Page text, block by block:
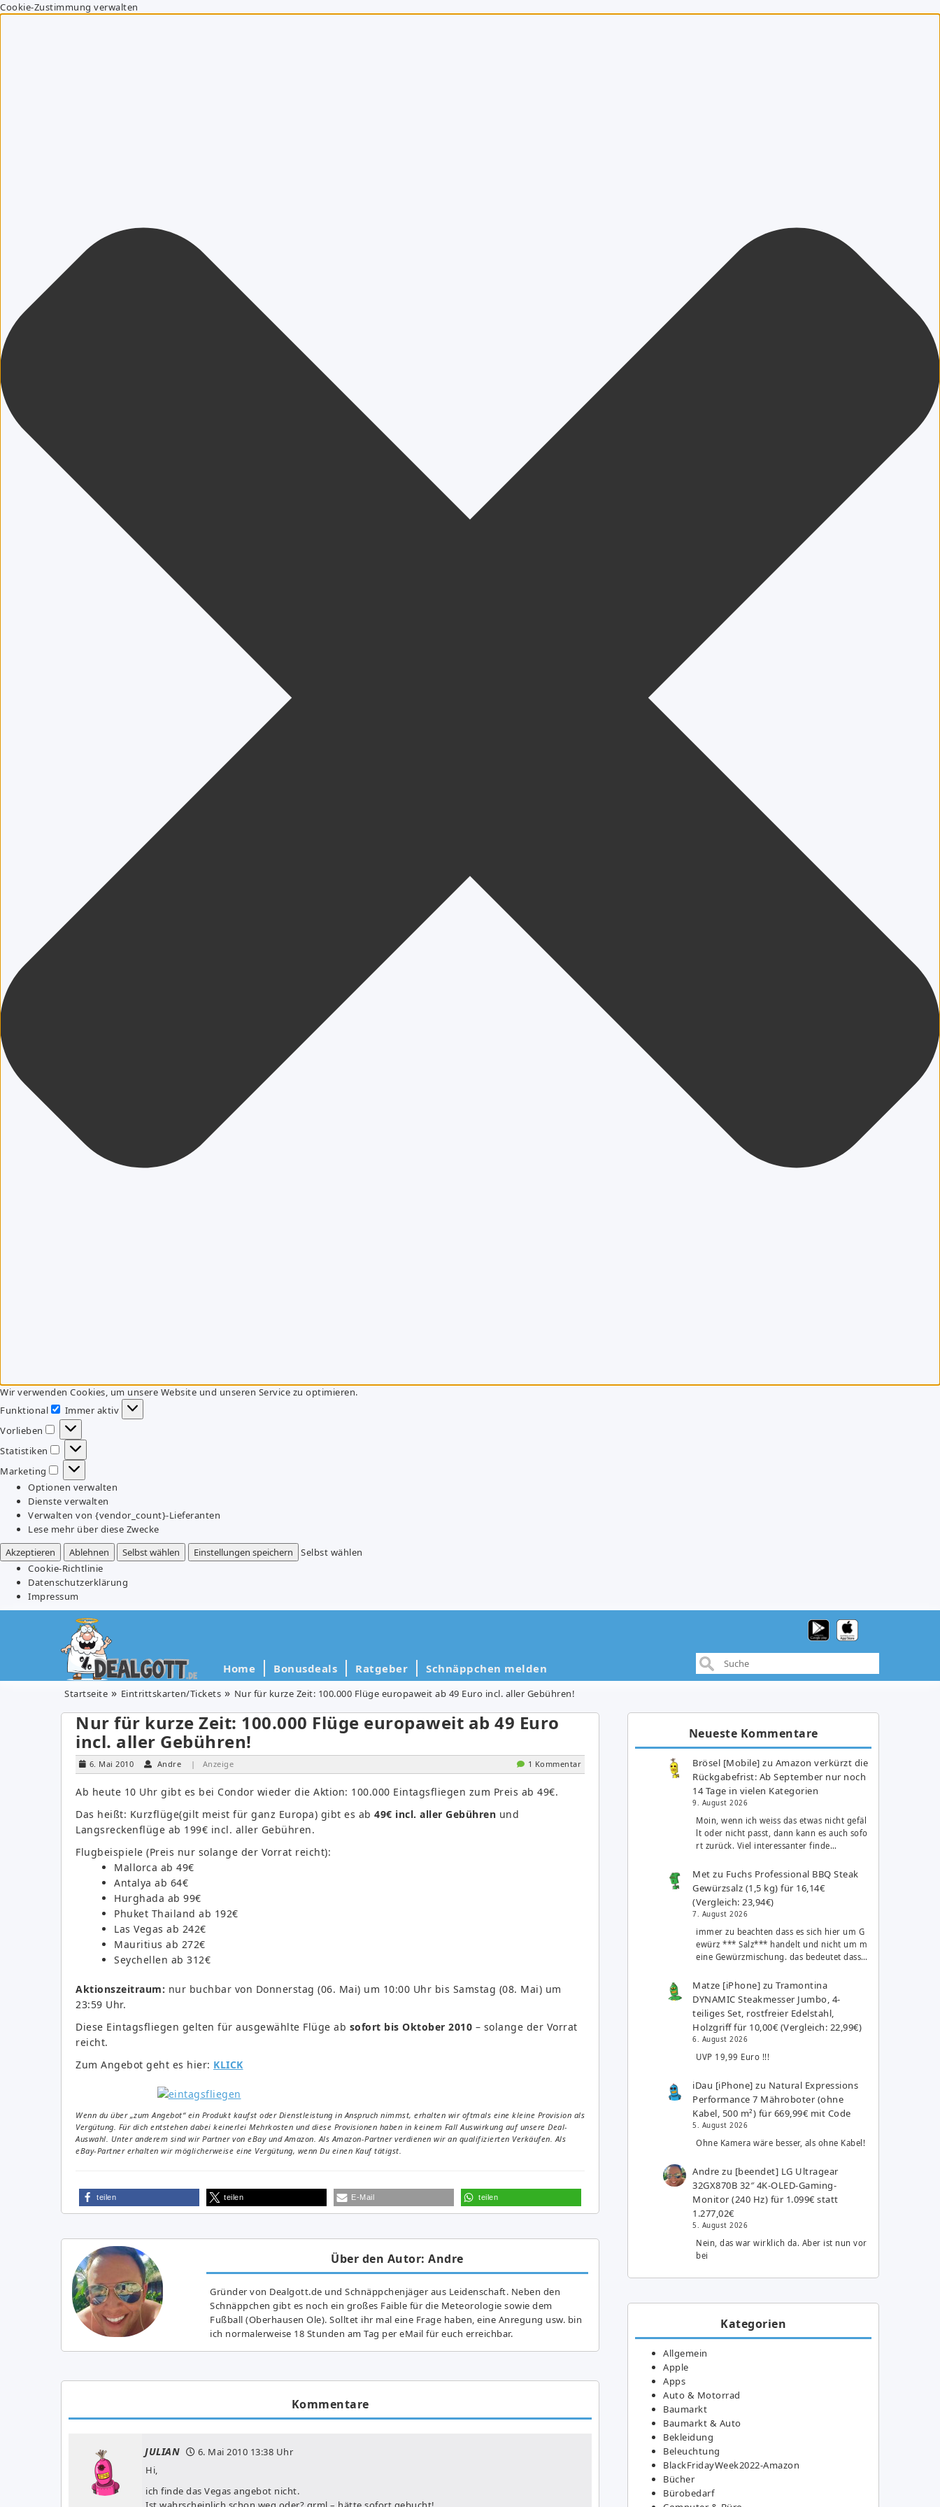
Cookie-Zustimmung verwalten
Wir verwenden Cookies, um unsere Website und unseren Service zu optimieren.
Funktional
Funktional
Immer aktiv
Vorlieben
Vorlieben
Statistiken
Statistiken
Marketing
Marketing
Optionen verwalten
Dienste verwalten
Verwalten von {vendor_count}-Lieferanten
Lese mehr über diese Zwecke
Akzeptieren
Ablehnen Selbst wählen Einstellungen speichern
Selbst wählen
Cookie-Richtlinie
Datenschutzerklärung
Impressum
Home Bonusdeals Ratgeber Schnäppchen melden
Startseite Eintrittskarten/Tickets Nur für kurze Zeit: 100.000 Flüge europaweit ab 49 Euro incl. aller Gebühren!
Nur für kurze Zeit: 100.000 Flüge europaweit ab 49 Euro
incl. aller Gebühren!
6. Mai 2010 Andre | Anzeige 1 Kommentar
Ab heute 10 Uhr gibt es bei Condor wieder die Aktion: 100.000 Eintagsfliegen zum Preis ab 49€.
Das heißt: Kurzflüge(gilt meist für ganz Europa) gibt es ab 49€ incl. aller Gebühren und
Langsreckenflüge ab 199€ incl. aller Gebühren.
Flugbeispiele (Preis nur solange der Vorrat reicht):
Mallorca ab 49€
Antalya ab 64€
Hurghada ab 99€
Phuket Thailand ab 192€
Las Vegas ab 242€
Mauritius ab 272€
Seychellen ab 312€
Aktionszeitraum: nur buchbar von Donnerstag (06. Mai) um 10:00 Uhr bis Samstag (08. Mai) um
23:59 Uhr.
Diese Eintagsfliegen gelten für ausgewählte Flüge ab sofort bis Oktober 2010 – solange der Vorrat
reicht.
Zum Angebot geht es hier: KLICK
Wenn du über „zum Angebot“ ein Produkt kaufst oder Dienstleistung in Anspruch nimmst, erhalten wir oftmals eine kleine Provision als
Vergütung. Für dich entstehen dabei keinerlei Mehrkosten und diese Provisionen haben in keinem Fall Auswirkung auf unsere Deal-
Auswahl. Unter anderem sind wir Partner von eBay und Amazon. Als Amazon-Partner verdienen wir an qualifizierten Verkäufen. Als
eBay-Partner erhalten wir möglicherweise eine Vergütung, wenn Du einen Kauf tätigst.
teilen teilen E-Mail teilen
Über den Autor: Andre
Gründer von Dealgott.de und Schnäppchenjäger aus Leidenschaft. Neben den
Schnäppchen gibt es noch ein großes Fai­ble für die Meteorologie sowie dem
Fußball (Oberhausen Ole). Solltet ihr mal eine Frage haben, eine Anregung usw. bin
ich normalerweise 18 Stunden am Tag per eMail für euch erreichbar.
Kommentare
JULIAN 6. Mai 2010 13:38 Uhr
Hi,
ich finde das Vegas angebot nicht.
Neueste Kommentare
Brösel [Mobile] zu Amazon verkürzt die
Rückgabefrist: Ab September nur noch
14 Tage in vielen Kategorien
9. August 2026
Moin, wenn ich weiss das etwas nicht gefäl
lt oder nicht passt, dann kann es auch sofo
rt zurück. Viel interessanter finde…
Met zu Fuchs Professional BBQ Steak
Gewürzsalz (1,5 kg) für 16,14€
(Vergleich: 23,94€)
7. August 2026
immer zu beachten dass es sich hier um G
ewürz *** Salz*** handelt und nicht um m
eine Gewürzmischung. das bedeutet dass…
Matze [iPhone] zuTramontina
DYNAMIC Steakmesser Jumbo, 4-
teiliges Set, rostfreier Edelstahl,
Holzgriff für 10,00€ (Vergleich: 22,99€)
6. August 2026
UVP 19,99 Euro !!!
iDau [iPhone] zu Natural Expressions
Performance 7 Mähroboter (ohne
Kabel, 500 m²) für 669,99€ mit Code
5. August 2026
Ohne Kamera wäre besser, als ohne Kabel!
Andre zu [beendet] LG Ultragear
32GX870B 32″ 4K-OLED-Gaming-
Monitor (240 Hz) für 1.099€ statt
1.277,02€
5. August 2026
Nein, das war wirklich da. Aber ist nun vor
bei
Kategorien
Allgemein
Apple
Apps
Auto & Motorrad
Baumarkt
Baumarkt & Auto
Bekleidung
Beleuchtung
BlackFridayWeek2022-Amazon
Bücher
Bürobedarf